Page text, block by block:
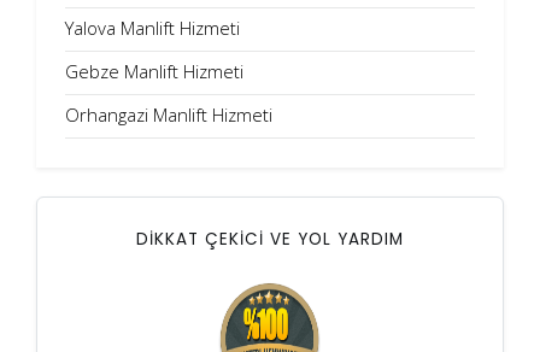
Yalova Manlift Hizmeti
Gebze Manlift Hizmeti
Orhangazi Manlift Hizmeti
DİKKAT ÇEKİCİ VE YOL YARDIM